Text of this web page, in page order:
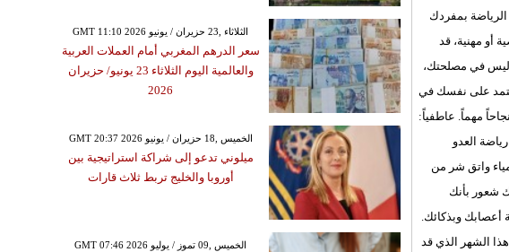
GMT 11:10 2026 الثلاثاء ,23 حزيران / يونيو
سعر الدرهم المغربي أمام العملات العربية
والعالمية اليوم الثلاثاء 23 يونيو/ حزيران
2026
GMT 20:37 2026 الخميس ,18 حزيران / يونيو
ميلوني تدعو إلى شراكة استراتيجية بين
أوروبا والخليج تربط ثلاث قارات
GMT 07:46 2026 الخميس ,09 تموز / يوليو